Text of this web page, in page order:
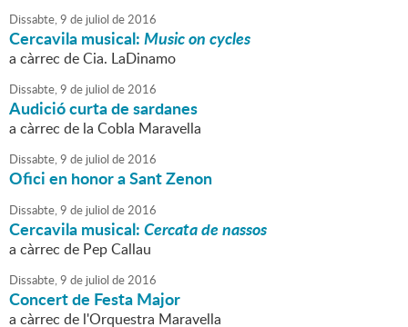
Dissabte,9 de juliol de2016
Cercavila musical:Music on cycles
a càrrec de Cia. LaDinamo
Dissabte,9 de juliol de2016
Audició curta de sardanes
a càrrec de la Cobla Maravella
Dissabte,9 de juliol de2016
Ofici en honor a Sant Zenon
Dissabte,9 de juliol de2016
Cercavila musical:Cercata de nassos
a càrrec de Pep Callau
Dissabte,9 de juliol de2016
Concert de Festa Major
a càrrec de l'Orquestra Maravella